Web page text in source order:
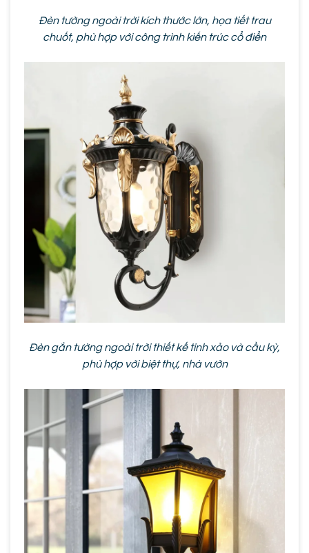
Đèn tường ngoài trời kích thước lớn, họa tiết trau
chuốt, phù hợp với công trình kiến trúc cổ điển
Đèn gắn tường ngoài trời thiết kế tinh xảo và cầu kỳ,
phù hợp với biệt thự, nhà vườn